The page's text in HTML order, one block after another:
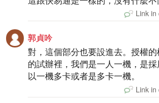
Link in
郭貞吟
對，這個部分也要設進去。授權
的試辦裡，我們是一人一機，是
以一機多卡或者是多卡一機。
Link in